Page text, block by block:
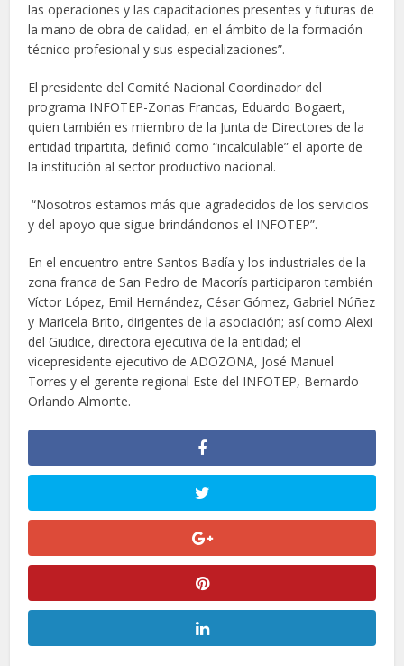
las operaciones y las capacitaciones presentes y futuras de
la mano de obra de calidad, en el ámbito de la formación
técnico profesional y sus especializaciones”.
El presidente del Comité Nacional Coordinador del
programa INFOTEP-Zonas Francas, Eduardo Bogaert,
quien también es miembro de la Junta de Directores de la
entidad tripartita, definió como “incalculable” el aporte de
la institución al sector productivo nacional.
“Nosotros estamos más que agradecidos de los servicios
y del apoyo que sigue brindándonos el INFOTEP”.
En el encuentro entre Santos Badía y los industriales de la
zona franca de San Pedro de Macorís participaron también
Víctor López, Emil Hernández, César Gómez, Gabriel Núñez
y Maricela Brito, dirigentes de la asociación; así como Alexi
del Giudice, directora ejecutiva de la entidad; el
vicepresidente ejecutivo de ADOZONA, José Manuel
Torres y el gerente regional Este del INFOTEP, Bernardo
Orlando Almonte.